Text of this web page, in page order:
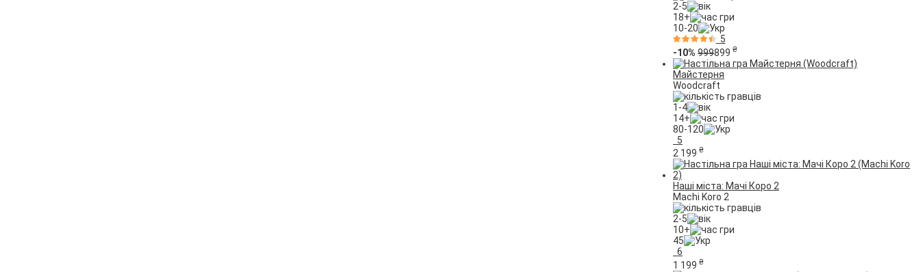
2-5
18+
10-20
5
-10% 999899₴
Майстерня
Woodcraft
1-4
14+
80-120
5
2 199₴
Наші міста: Мачі Коро 2
Machi Koro 2
2-5
10+
45
6
1 199₴